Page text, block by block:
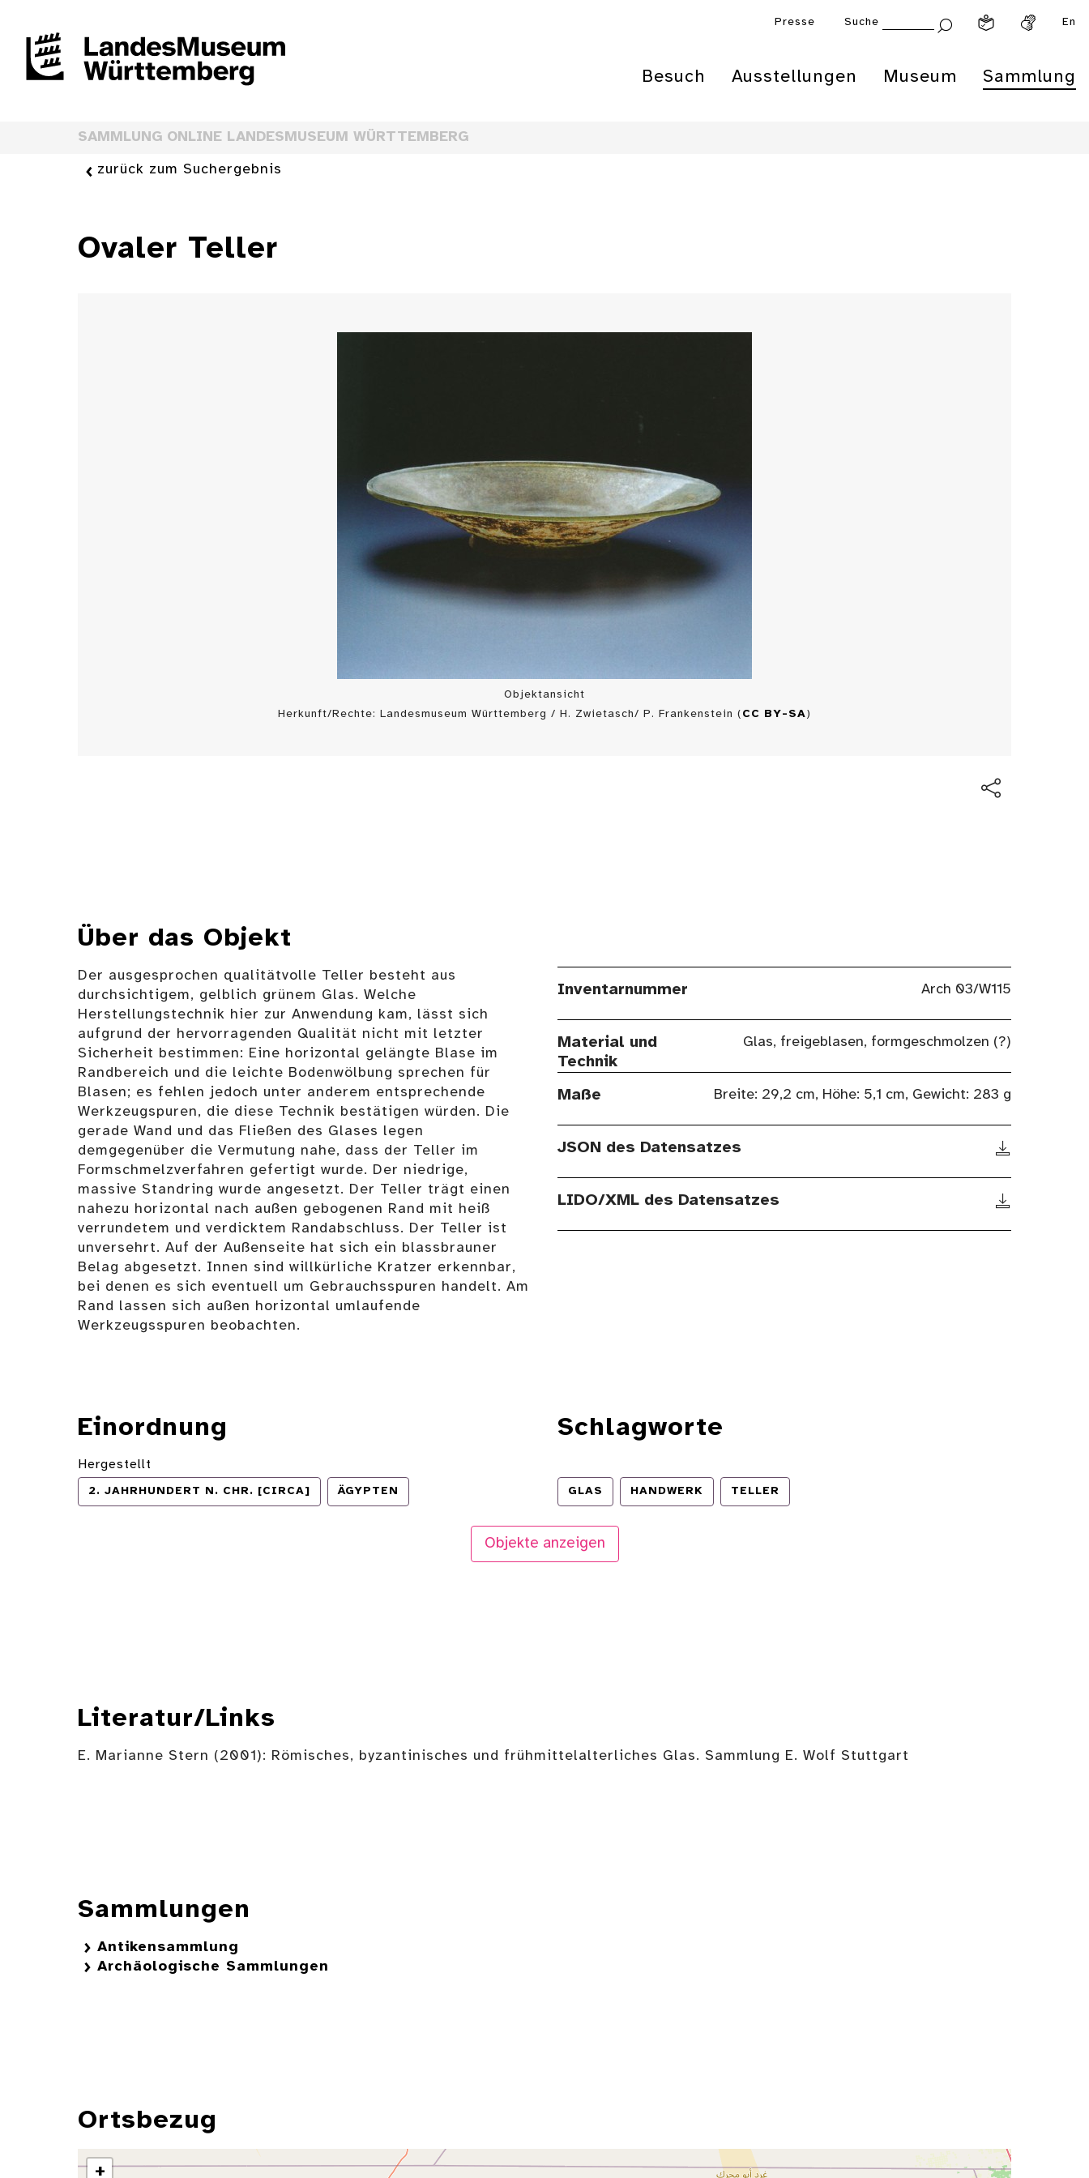
Presse Suche En
Besuch Ausstellungen Museum Sammlung
SAMMLUNG ONLINE LANDESMUSEUM WÜRTTEMBERG
zurück zum Suchergebnis
Ovaler Teller
Objektansicht
Herkunft/Rechte: Landesmuseum Württemberg / H. Zwietasch/ P. Frankenstein ( CC BY-SA)
Über das Objekt
Der ausgesprochen qualitätvolle Teller besteht aus
durchsichtigem, gelblich grünem Glas. Welche
Herstellungstechnik hier zur Anwendung kam, lässt sich
aufgrund der hervorragenden Qualität nicht mit letzter
Sicherheit bestimmen: Eine horizontal gelängte Blase im
Randbereich und die leichte Bodenwölbung sprechen für
Blasen; es fehlen jedoch unter anderem entsprechende
Werkzeugspuren, die diese Technik bestätigen würden. Die
gerade Wand und das Fließen des Glases legen
demgegenüber die Vermutung nahe, dass der Teller im
Formschmelzverfahren gefertigt wurde. Der niedrige,
massive Standring wurde angesetzt. Der Teller trägt einen
nahezu horizontal nach außen gebogenen Rand mit heiß
verrundetem und verdicktem Randabschluss. Der Teller ist
unversehrt. Auf der Außenseite hat sich ein blassbrauner
Belag abgesetzt. Innen sind willkürliche Kratzer erkennbar,
bei denen es sich eventuell um Gebrauchsspuren handelt. Am
Rand lassen sich außen horizontal umlaufende
Werkzeugsspuren beobachten.
Inventarnummer Arch 03/W115
Material und
Technik
Glas, freigeblasen, formgeschmolzen (?)
Maße Breite: 29,2 cm, Höhe: 5,1 cm, Gewicht: 283 g
JSON des Datensatzes
LIDO/XML des Datensatzes
Einordnung
Hergestellt
2. JAHRHUNDERT N. CHR. [CIRCA] ÄGYPTEN
Schlagworte
GLAS HANDWERK TELLER
Objekte anzeigen
Literatur/Links
E. Marianne Stern (2001): Römisches, byzantinisches und frühmittelalterliches Glas. Sammlung E. Wolf Stuttgart
Sammlungen
Antikensammlung
Archäologische Sammlungen
Ortsbezug
+